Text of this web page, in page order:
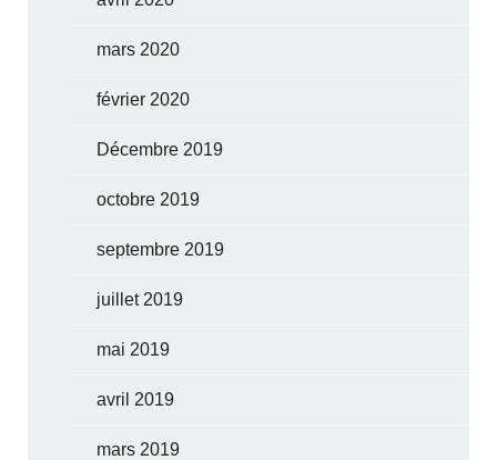
mars 2020
février 2020
Décembre 2019
octobre 2019
septembre 2019
juillet 2019
mai 2019
avril 2019
mars 2019